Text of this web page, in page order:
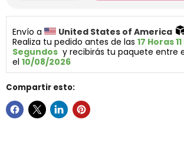
Envío a
United States of America
Realiza tu pedido antes de las 17 Horas
Segundos
y recibirás tu paquete entre
el 10/08/2026
Compartir esto: